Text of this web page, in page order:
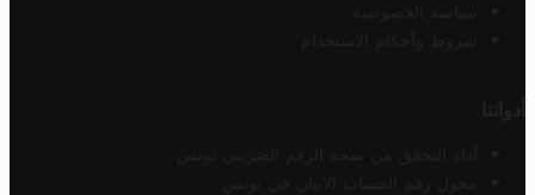
سياسة الخصوصية
شروط وأحكام الاستخدام
أدواتنا
أداة التحقق من صحة الرقم الضريبي تونس
محول رقم الحساب الآيبان في تونس